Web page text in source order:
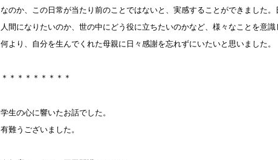
なのか、この日常が当たり前のことではないと、実感することができました
人間になりたいのか、世の中にどう役に立ちたいのかなど、様々なことを意
何より、自分を生んでくれた母親に日々感謝を忘れずにいたいと思いまし
＊＊＊＊＊＊＊＊＊
学生の心に響いたお話でした。
有難うございました。